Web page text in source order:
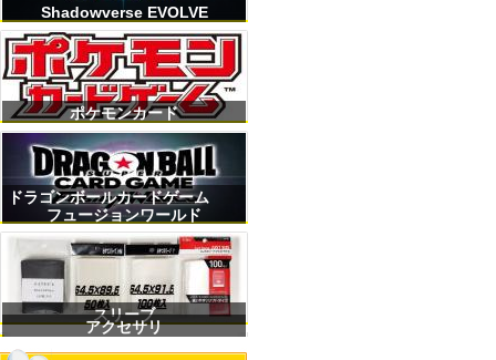
Shadowverse EVOLVE
ポケモンカード
ドラゴンボールカードゲーム
フュージョンワールド
スリーブ
アクセサリ